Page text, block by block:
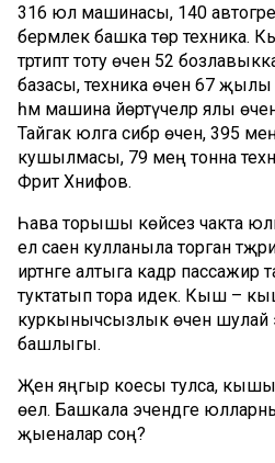
316 юл машинасы, 140
берәмлек башка төр
тәртиптә тоту өчен 52
базасы, техника өчен 67
һәм машина йөртүчеләр ялы
Тайгак юлга сибәр өчен, 395
кушылмасы, 79 мең тонна
Фәрит Хәнифов.
Һава торышы көйсез чакта
ел саен кулланыла торган
иртәнге алтыга кадәр
туктатып тора идек. Кыш –
куркынычсызлык өчен шулай
башлыгы.
Җәен яңгыр коесы тулса,
өелә. Башкала эчендәге
җыеналар соң?